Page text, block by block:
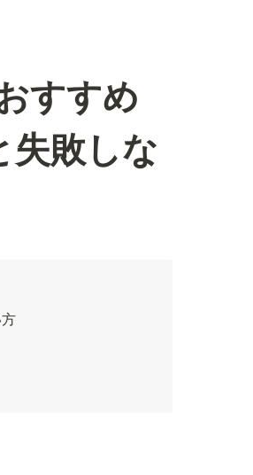
すすめ
失敗しな